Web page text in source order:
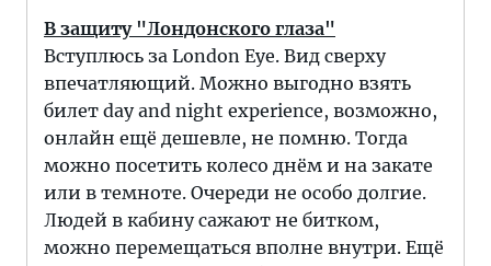
В защиту "Лондонского глаза"
Вступлюсь за London Eye. Вид сверху
впечатляющий. Можно выгодно взять
билет day and night experience, возможно,
онлайн ещё дешевле, не помню. Тогда
можно посетить колесо днём и на закате
или в темноте. Очереди не особо долгие.
Людей в кабину сажают не битком,
можно перемещаться вполне внутри. Ещё